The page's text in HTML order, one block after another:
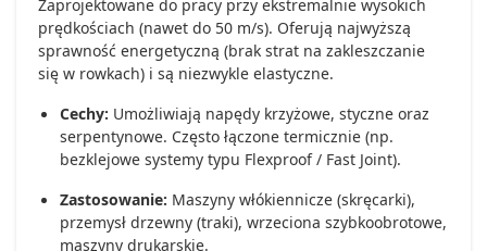
Zaprojektowane do pracy przy ekstremalnie wysokich
prędkościach (nawet do 50 m/s). Oferują najwyższą
sprawność energetyczną (brak strat na zakleszczanie
się w rowkach) i są niezwykle elastyczne.
Cechy: Umożliwiają napędy krzyżowe, styczne oraz
serpentynowe. Często łączone termicznie (np.
bezklejowe systemy typu Flexproof / Fast Joint).
Zastosowanie: Maszyny włókiennicze (skręcarki),
przemysł drzewny (traki), wrzeciona szybkoobrotowe,
maszyny drukarskie.